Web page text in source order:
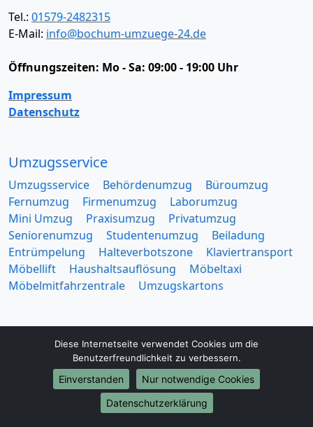
Tel.: 01579-2482315
E-Mail: info@bochum-umzuege-24.de
Öffnungszeiten: Mo - Sa: 09:00 - 19:00 Uhr
Impressum
Datenschutz
Umzugsservice
Umzugsservice Behördenumzug
Büroumzug
Fernumzug
Firmenumzug
Laborumzug
Mini Umzug
Praxisumzug
Privatumzug
Seniorenumzug
Studentenumzug
Beiladung
Entrümpelung
Halteverbotszone
Klaviertransport
Möbellift
Haushaltsauflösung
Möbeltaxi
Möbelmitfahrzentrale
Umzugskartons
Europa-Umzüge
Umzug von Bochum nach Belarus
Umzug von Bochum nach Belgien
Diese Internetseite verwendet Cookies um die
Benutzerfreundlichkeit zu verbessern.
Einverstanden
Nur notwendige Cookies
Datenschutzerklärung